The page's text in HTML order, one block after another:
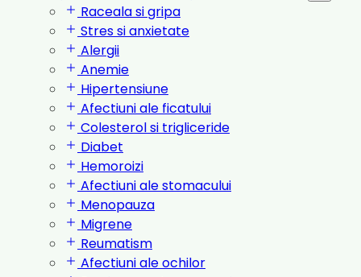
Raceala si gripa
Stres si anxietate
Alergii
Anemie
Hipertensiune
Afectiuni ale ficatului
Colesterol si trigliceride
Diabet
Hemoroizi
Afectiuni ale stomacului
Menopauza
Migrene
Reumatism
Afectiuni ale ochilor